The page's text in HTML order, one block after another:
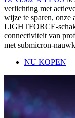
verlichting met
wijze te sparen, onze
LIGHTFORCE-
connectiviteit van
met submicron-
NU KOPEN